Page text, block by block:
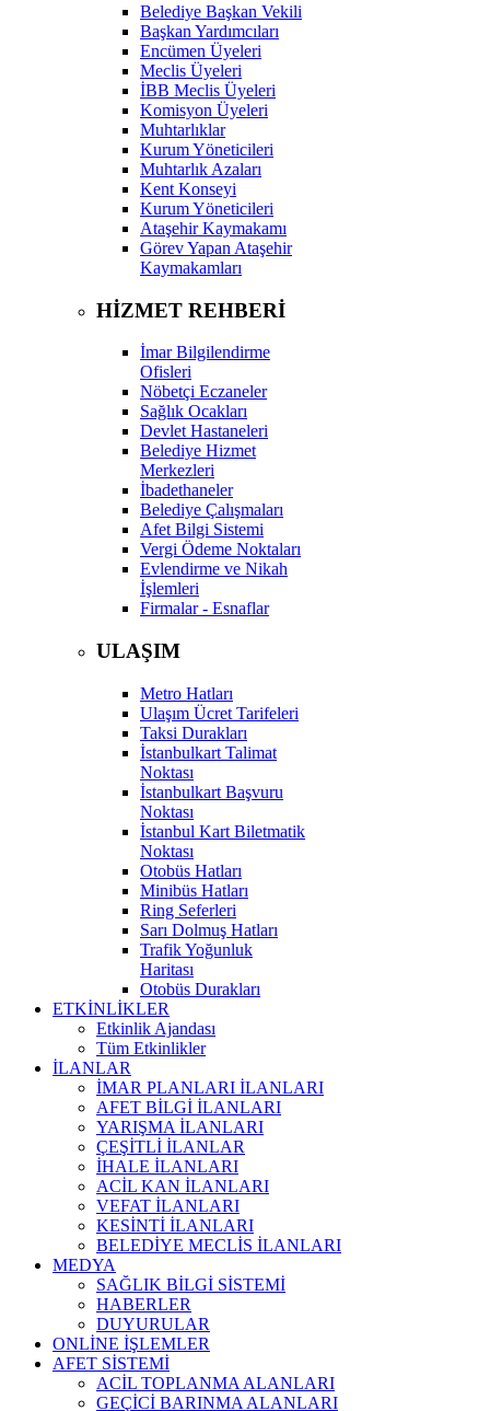
Belediye Başkan Vekili
Başkan Yardımcıları
Encümen Üyeleri
Meclis Üyeleri
İBB Meclis Üyeleri
Komisyon Üyeleri
Muhtarlıklar
Kurum Yöneticileri
Muhtarlık Azaları
Kent Konseyi
Kurum Yöneticileri
Ataşehir Kaymakamı
Görev Yapan Ataşehir
Kaymakamları
HİZMET REHBERİ
İmar Bilgilendirme
Ofisleri
Nöbetçi Eczaneler
Sağlık Ocakları
Devlet Hastaneleri
Belediye Hizmet
Merkezleri
İbadethaneler
Belediye Çalışmaları
Afet Bilgi Sistemi
Vergi Ödeme Noktaları
Evlendirme ve Nikah
İşlemleri
Firmalar - Esnaflar
ULAŞIM
Metro Hatları
Ulaşım Ücret Tarifeleri
Taksi Durakları
İstanbulkart Talimat
Noktası
İstanbulkart Başvuru
Noktası
İstanbul Kart Biletmatik
Noktası
Otobüs Hatları
Minibüs Hatları
Ring Seferleri
Sarı Dolmuş Hatları
Trafik Yoğunluk
Haritası
Otobüs Durakları
ETKİNLİKLER
Etkinlik Ajandası
Tüm Etkinlikler
İLANLAR
İMAR PLANLARI İLANLARI
AFET BİLGİ İLANLARI
YARIŞMA İLANLARI
ÇEŞİTLİ İLANLAR
İHALE İLANLARI
ACİL KAN İLANLARI
VEFAT İLANLARI
KESİNTİ İLANLARI
BELEDİYE MECLİS İLANLARI
MEDYA
SAĞLIK BİLGİ SİSTEMİ
HABERLER
DUYURULAR
ONLİNE İŞLEMLER
AFET SİSTEMİ
ACİL TOPLANMA ALANLARI
GEÇİCİ BARINMA ALANLARI